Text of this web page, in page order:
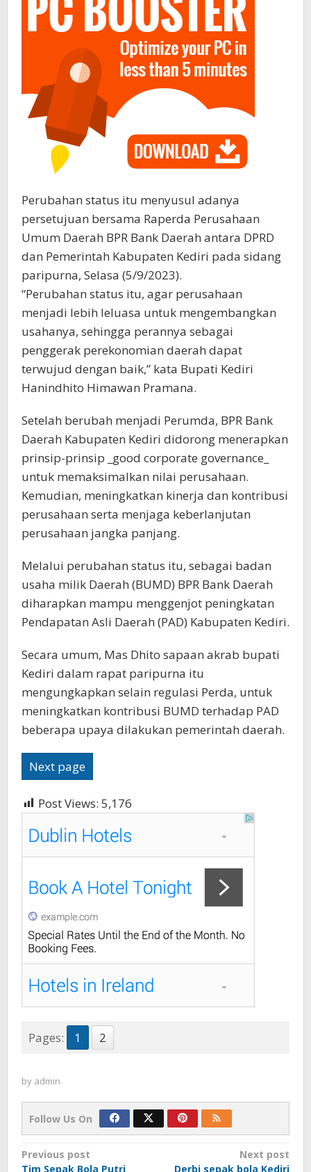
Perubahan status itu menyusul adanya
persetujuan bersama Raperda Perusahaan
Umum Daerah BPR Bank Daerah antara DPRD
dan Pemerintah Kabupaten Kediri pada sidang
paripurna, Selasa (5/9/2023).
“Perubahan status itu, agar perusahaan
menjadi lebih leluasa untuk mengembangkan
usahanya, sehingga perannya sebagai
penggerak perekonomian daerah dapat
terwujud dengan baik,” kata Bupati Kediri
Hanindhito Himawan Pramana.
Setelah berubah menjadi Perumda, BPR Bank
Daerah Kabupaten Kediri didorong menerapkan
prinsip-prinsip _good corporate governance_
untuk memaksimalkan nilai perusahaan.
Kemudian, meningkatkan kinerja dan kontribusi
perusahaan serta menjaga keberlanjutan
perusahaan jangka panjang.
Melalui perubahan status itu, sebagai badan
usaha milik Daerah (BUMD) BPR Bank Daerah
diharapkan mampu menggenjot peningkatan
Pendapatan Asli Daerah (PAD) Kabupaten Kediri.
Secara umum, Mas Dhito sapaan akrab bupati
Kediri dalam rapat paripurna itu
mengungkapkan selain regulasi Perda, untuk
meningkatkan kontribusi BUMD terhadap PAD
beberapa upaya dilakukan pemerintah daerah.
Next page
Post Views: 5,176
Pages: 1 2
by admin
Follow Us On
Post
Previous post
Tim Sepak Bola Putri
Next post
Derbi sepak bola Kediri